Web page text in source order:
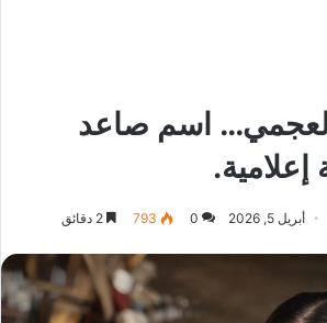
العجمي… اسم صاعد
إعلامية.
أبريل 5, 2026 0
793